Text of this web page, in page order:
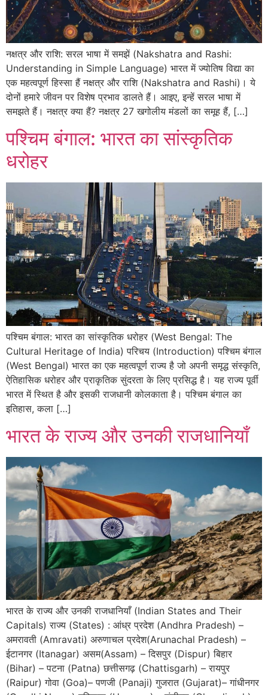
नक्षत्र और राशि: सरल भाषा में समझें (Nakshatra and Rashi:
Understanding in Simple Language) भारत में ज्योतिष विद्या का
एक महत्वपूर्ण हिस्सा हैं नक्षत्र और राशि (Nakshatra and Rashi)। ये
दोनों हमारे जीवन पर विशेष प्रभाव डालते हैं। आइए, इन्हें सरल भाषा में
समझते हैं। नक्षत्र क्या हैं? नक्षत्र 27 खगोलीय मंडलों का समूह हैं, […]
पश्चिम बंगाल: भारत का सांस्कृतिक
धरोहर
पश्चिम बंगाल: भारत का सांस्कृतिक धरोहर (West Bengal: The
Cultural Heritage of India) परिचय (Introduction) पश्चिम बंगाल
(West Bengal) भारत का एक महत्वपूर्ण राज्य है जो अपनी समृद्ध संस्कृति,
ऐतिहासिक धरोहर और प्राकृतिक सुंदरता के लिए प्रसिद्ध है। यह राज्य पूर्वी
भारत में स्थित है और इसकी राजधानी कोलकाता है। पश्चिम बंगाल का
इतिहास, कला […]
भारत के राज्य और उनकी राजधानियाँ
भारत के राज्य और उनकी राजधानियाँ (Indian States and Their
Capitals) राज्य (States) : आंध्र प्रदेश (Andhra Pradesh) –
अमरावती (Amravati) अरुणाचल प्रदेश(Arunachal Pradesh) –
ईटानगर (Itanagar) असम(Assam) – दिसपुर (Dispur) बिहार
(Bihar) – पटना (Patna) छत्तीसगढ़ (Chattisgarh) – रायपुर
(Raipur) गोवा (Goa)– पणजी (Panaji) गुजरात (Gujarat)– गांधीनगर